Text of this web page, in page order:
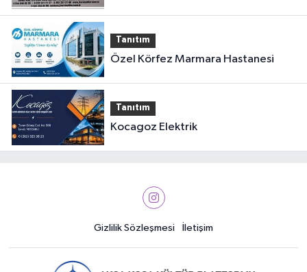
Tanıtım
Özel Körfez Marmara Hastanesi
Tanıtım
Kocagoz Elektrik
Gizlilik Sözleşmesi İletişim